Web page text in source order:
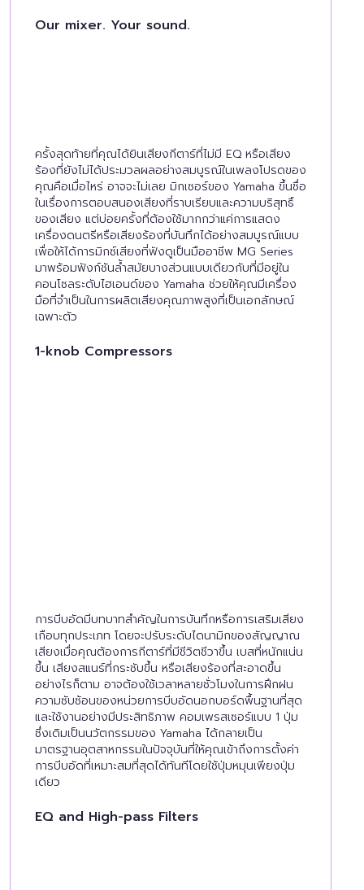
Our mixer. Your sound.
ครั้งสุดท้ายที่คุณได้ยินเสียงกีตาร์ที่ไม่มี EQ หรือเสียง
ร้องที่ยังไม่ได้ประมวลผลอย่างสมบูรณ์ในเพลงโปรดของ
คุณคือเมื่อไหร่ อาจจะไม่เลย มิกเซอร์ของ Yamaha ขึ้นชื่อ
ในเรื่องการตอบสนองเสียงที่ราบเรียบและความบริสุทธิ์
ของเสียง แต่บ่อยครั้งที่ต้องใช้มากกว่าแค่การแสดง
เครื่องดนตรีหรือเสียงร้องที่บันทึกได้อย่างสมบูรณ์แบบ
เพื่อให้ได้การมิกซ์เสียงที่ฟังดูเป็นมืออาชีพ MG Series
มาพร้อมฟังก์ชันล้ำสมัยบางส่วนแบบเดียวกับที่มีอยู่ใน
คอนโซลระดับไฮเอนด์ของ Yamaha ช่วยให้คุณมีเครื่อง
มือที่จำเป็นในการผลิตเสียงคุณภาพสูงที่เป็นเอกลักษณ์
เฉพาะตัว
1-knob Compressors
การบีบอัดมีบทบาทสำคัญในการบันทึกหรือการเสริมเสียง
เกือบทุกประเภท โดยจะปรับระดับไดนามิกของสัญญาณ
เสียงเมื่อคุณต้องการกีตาร์ที่มีชีวิตชีวาขึ้น เบสที่หนักแน่น
ขึ้น เสียงสแนร์ที่กระชับขึ้น หรือเสียงร้องที่สะอาดขึ้น
อย่างไรก็ตาม อาจต้องใช้เวลาหลายชั่วโมงในการฝึกฝน
ความซับซ้อนของหน่วยการบีบอัดนอกบอร์ดพื้นฐานที่สุด
และใช้งานอย่างมีประสิทธิภาพ คอมเพรสเซอร์แบบ 1 ปุ่ม
ซึ่งเดิมเป็นนวัตกรรมของ Yamaha ได้กลายเป็น
มาตรฐานอุตสาหกรรมในปัจจุบันที่ให้คุณเข้าถึงการตั้งค่า
การบีบอัดที่เหมาะสมที่สุดได้ทันทีโดยใช้ปุ่มหมุนเพียงปุ่ม
เดียว
EQ and High-pass Filters